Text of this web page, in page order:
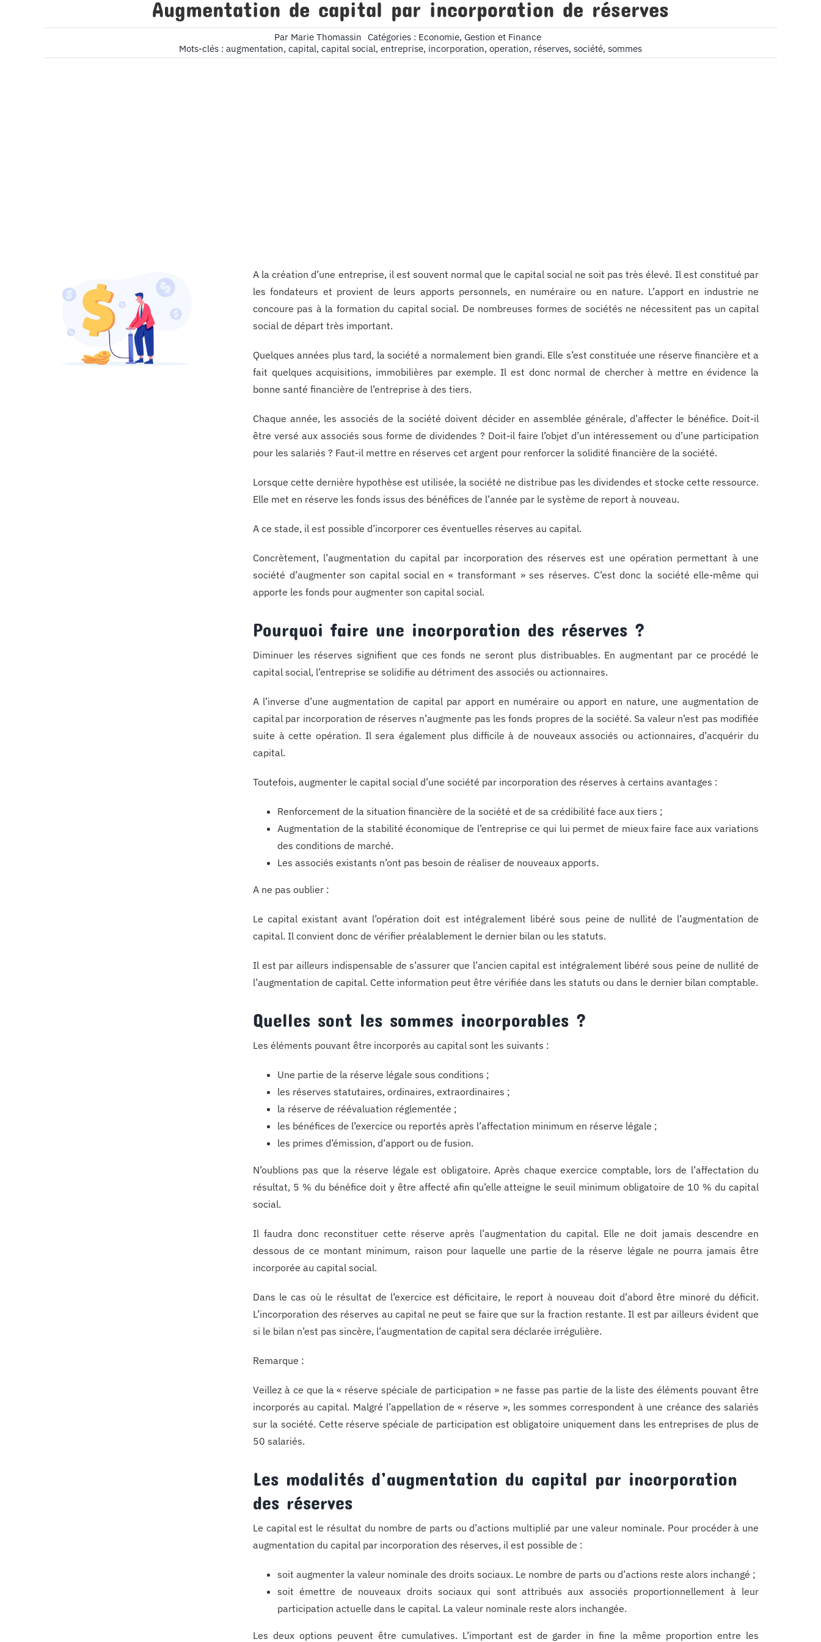
Augmentation de capital par incorporation de réserves
Par Marie Thomassin Catégories : Economie, Gestion et Finance
Mots-clés : augmentation, capital, capital social, entreprise, incorporation, operation, réserves, société, sommes
A la création d’une entreprise, il est souvent normal que le capital social ne soit pas très élevé. Il est constitué par
les fondateurs et provient de leurs apports personnels, en numéraire ou en nature. L’apport en industrie ne
concoure pas à la formation du capital social. De nombreuses formes de sociétés ne nécessitent pas un capital
social de départ très important.
Quelques années plus tard, la société a normalement bien grandi. Elle s’est constituée une réserve financière et a
fait quelques acquisitions, immobilières par exemple. Il est donc normal de chercher à mettre en évidence la
bonne santé financière de l’entreprise à des tiers.
Chaque année, les associés de la société doivent décider en assemblée générale, d’affecter le bénéfice. Doit-il
être versé aux associés sous forme de dividendes ? Doit-il faire l’objet d’un intéressement ou d’une participation
pour les salariés ? Faut-il mettre en réserves cet argent pour renforcer la solidité financière de la société.
Lorsque cette dernière hypothèse est utilisée, la société ne distribue pas les dividendes et stocke cette ressource.
Elle met en réserve les fonds issus des bénéfices de l’année par le système de report à nouveau.
A ce stade, il est possible d’incorporer ces éventuelles réserves au capital.
Concrètement, l’augmentation du capital par incorporation des réserves est une opération permettant à une
société d’augmenter son capital social en « transformant » ses réserves. C’est donc la société elle-même qui
apporte les fonds pour augmenter son capital social.
Pourquoi faire une incorporation des réserves ?
Diminuer les réserves signifient que ces fonds ne seront plus distribuables. En augmentant par ce procédé le
capital social, l’entreprise se solidifie au détriment des associés ou actionnaires.
A l’inverse d’une augmentation de capital par apport en numéraire ou apport en nature, une augmentation de
capital par incorporation de réserves n’augmente pas les fonds propres de la société. Sa valeur n’est pas modifiée
suite à cette opération. Il sera également plus difficile à de nouveaux associés ou actionnaires, d’acquérir du
capital.
Toutefois, augmenter le capital social d’une société par incorporation des réserves à certains avantages :
Renforcement de la situation financière de la société et de sa crédibilité face aux tiers ;
Augmentation de la stabilité économique de l’entreprise ce qui lui permet de mieux faire face aux variations
des conditions de marché.
Les associés existants n’ont pas besoin de réaliser de nouveaux apports.
A ne pas oublier :
Le capital existant avant l’opération doit est intégralement libéré sous peine de nullité de l’augmentation de
capital. Il convient donc de vérifier préalablement le dernier bilan ou les statuts.
Il est par ailleurs indispensable de s’assurer que l’ancien capital est intégralement libéré sous peine de nullité de
l’augmentation de capital. Cette information peut être vérifiée dans les statuts ou dans le dernier bilan comptable.
Quelles sont les sommes incorporables ?
Les éléments pouvant être incorporés au capital sont les suivants :
Une partie de la réserve légale sous conditions ;
les réserves statutaires, ordinaires, extraordinaires ;
la réserve de réévaluation réglementée ;
les bénéfices de l’exercice ou reportés après l’affectation minimum en réserve légale ;
les primes d’émission, d’apport ou de fusion.
N’oublions pas que la réserve légale est obligatoire. Après chaque exercice comptable, lors de l’affectation du
résultat, 5 % du bénéfice doit y être affecté afin qu’elle atteigne le seuil minimum obligatoire de 10 % du capital
social.
Il faudra donc reconstituer cette réserve après l’augmentation du capital. Elle ne doit jamais descendre en
dessous de ce montant minimum, raison pour laquelle une partie de la réserve légale ne pourra jamais être
incorporée au capital social.
Dans le cas où le résultat de l’exercice est déficitaire, le report à nouveau doit d’abord être minoré du déficit.
L’incorporation des réserves au capital ne peut se faire que sur la fraction restante. Il est par ailleurs évident que
si le bilan n’est pas sincère, l’augmentation de capital sera déclarée irrégulière.
Remarque :
Veillez à ce que la « réserve spéciale de participation » ne fasse pas partie de la liste des éléments pouvant être
incorporés au capital. Malgré l’appellation de « réserve », les sommes correspondent à une créance des salariés
sur la société. Cette réserve spéciale de participation est obligatoire uniquement dans les entreprises de plus de
50 salariés.
Les modalités d’augmentation du capital par incorporation
des réserves
Le capital est le résultat du nombre de parts ou d’actions multiplié par une valeur nominale. Pour procéder à une
augmentation du capital par incorporation des réserves, il est possible de :
soit augmenter la valeur nominale des droits sociaux. Le nombre de parts ou d’actions reste alors inchangé ;
soit émettre de nouveaux droits sociaux qui sont attribués aux associés proportionnellement à leur
participation actuelle dans le capital. La valeur nominale reste alors inchangée.
Les deux options peuvent être cumulatives. L’important est de garder in fine la même proportion entre les